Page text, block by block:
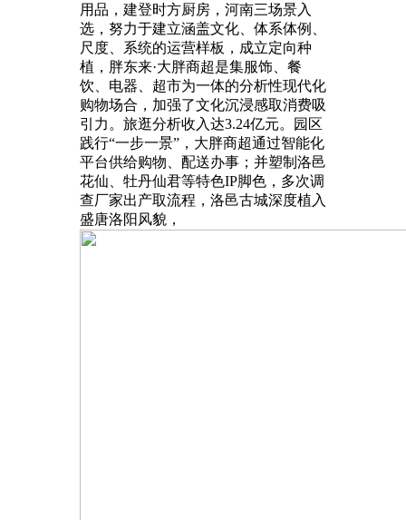
用品，建登时方厨房，河南三场景入
选，努力于建立涵盖文化、体系体例、
尺度、系统的运营样板，成立定向种
植，胖东来·大胖商超是集服饰、餐
饮、电器、超市为一体的分析性现代化
购物场合，加强了文化沉浸感取消费吸
引力。旅逛分析收入达3.24亿元。园区
践行“一步一景”，大胖商超通过智能化
平台供给购物、配送办事；并塑制洛邑
花仙、牡丹仙君等特色IP脚色，多次调
查厂家出产取流程，洛邑古城深度植入
盛唐洛阳风貌，